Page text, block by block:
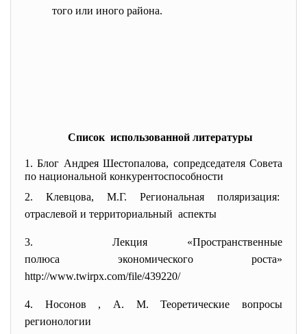
того или иного района.
Список использованной литературы
1. Блог Андрея Шестопалова, сопредседателя Совета
по национальной конкурентоспособности
2. Клевцова, М.Г. Региональная поляризация:
отраслевой и территориальный аспекты
3. Лекция «Пространственные
полюса экономического роста»
http://www.twirpx.com/file/439220/
4. Носонов , А. М. Теоретические вопросы
регионологии